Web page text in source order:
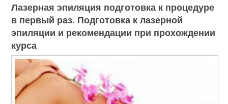
Лазерная эпиляция подготовка к процедуре
в первый раз. Подготовка к лазерной
эпиляции и рекомендации при прохождении
курса